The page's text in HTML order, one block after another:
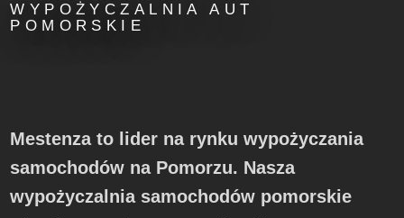
WYPOŻYCZALNIA AUT
POMORSKIE
Mestenza to lider na rynku wypożyczania
samochodów na Pomorzu. Nasza
wypożyczalnia samochodów pomorskie